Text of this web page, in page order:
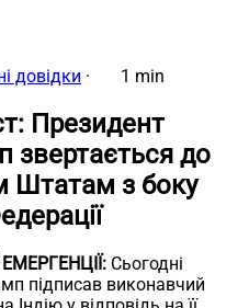
довідки · 1 min
Президент
до
Штатам з боку
Сьогодні
підписав виконавчий